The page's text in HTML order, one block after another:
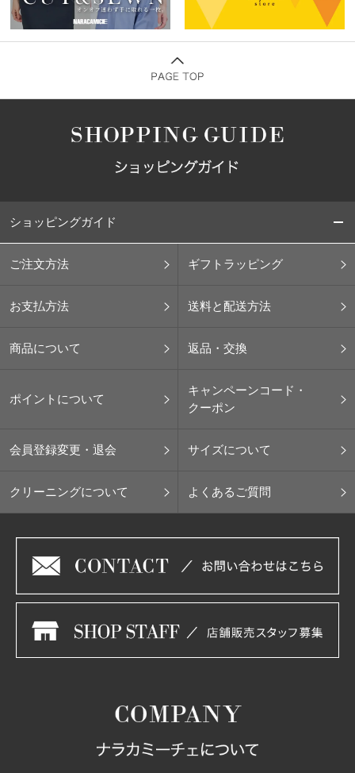
ショッピングガイド
ご注文方法 ギフトラッピング
お支払方法 送料と配送方法
商品について 返品・交換
ポイントについて
キャンペーンコード・
クーポン
会員登録変更・退会 サイズについて
クリーニングについて よくあるご質問